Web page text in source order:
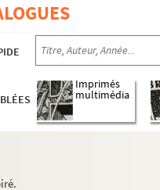
Imprimés
multimédia